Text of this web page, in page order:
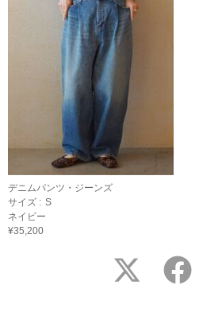
デニムパンツ・ジーンズ
サイズ : S
ネイビー
¥35,200
twitter